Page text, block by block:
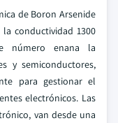
de Boron Arsenide
conductividad 1300
número enana la
y semiconductores,
para gestionar el
electrónicos. Las
van desde una